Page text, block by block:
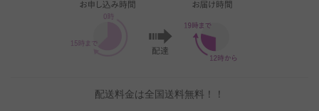
配送料金は全国送料無料！！